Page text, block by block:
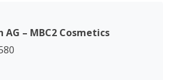
AG – MBC2 Cosmetics